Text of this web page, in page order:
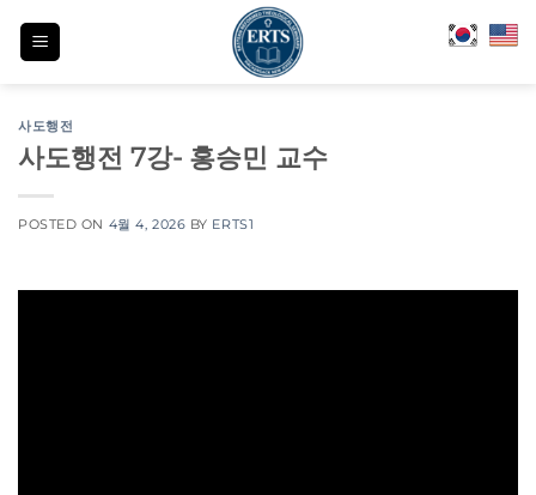
사도행전
사도행전 7강- 홍승민 교수
POSTED ON 4월 4, 2026 BY ERTS1